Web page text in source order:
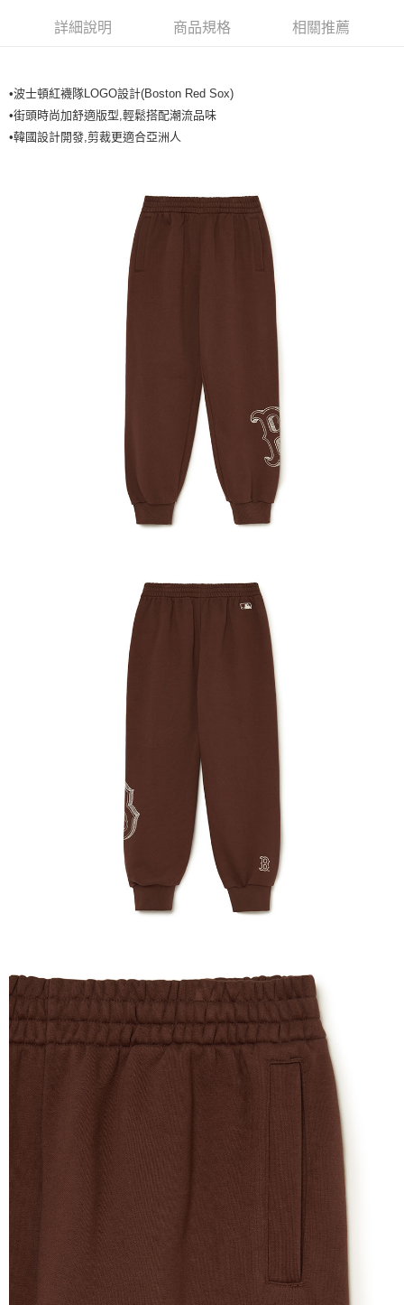
全家取貨付款<未取貨列黑名單/不支援離島取退>
全家取貨<不支援離島取退>
每筆NT$60，滿NT$499(含以上)免運費
7-11取貨<不支援離島取退>
每筆NT$60，滿NT$499(含以上)免運費
每筆NT$80，滿NT$699(含以上)免運費
詳細說明 商品規格 相關推薦
•波士頓紅襪隊LOGO設計(Boston Red Sox)
•街頭時尚加舒適版型,輕鬆搭配潮流品味
•韓國設計開發,剪裁更適合亞洲人